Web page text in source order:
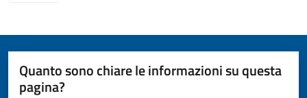
Quanto sono chiare le informazioni su questa
pagina?